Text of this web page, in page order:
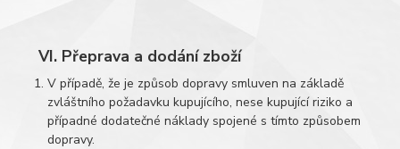
VI. Přeprava a dodání zboží
V případě, že je způsob dopravy smluven na základě
zvláštního požadavku kupujícího, nese kupující riziko a
případné dodatečné náklady spojené s tímto způsobem
dopravy.